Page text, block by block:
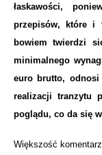
łaskawości,
przepisów, które i
bowiem twierdzi
minimalnego
euro brutto, odnosi
realizacji tranzytu
poglądu, co da się
Większość